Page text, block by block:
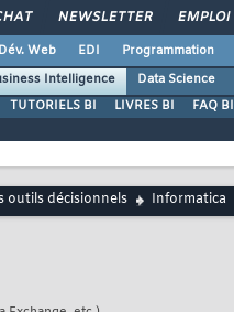
NEWSLETTER EMPLOI
Dév. Web EDI Programmation
Intelligence Data Science
TUTORIELS BI LIVRES BI FAQ BI
outils décisionnels Informatica